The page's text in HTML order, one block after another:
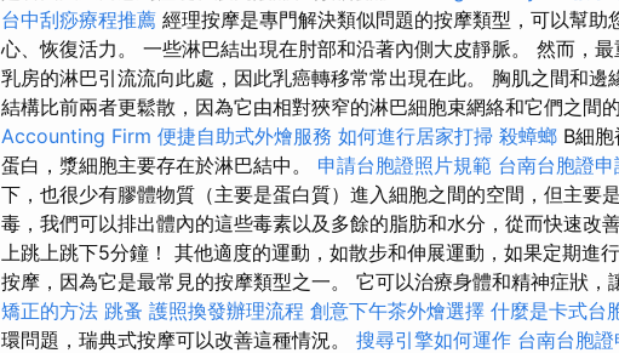
台中刮痧療程推薦 經理按摩是專門解決類似問題的按摩類型，可以幫助
心、恢復活力。 一些淋巴結出現在肘部和沿著內側大皮靜脈。 然而，
乳房的淋巴引流流向此處，因此乳癌轉移常常出現在此。 胸肌之間和邊
結構比前兩者更鬆散，因為它由相對狹窄的淋巴細胞束網絡和它們之間
Accounting Firm 便捷自助式外燴服務 如何進行居家打掃 殺蟑螂 B細
蛋白，漿細胞主要存在於淋巴結中。 申請台胞證照片規範 台南台胞證申
下，也很少有膠體物質（主要是蛋白質）進入細胞之間的空間，但主要
毒，我們可以排出體內的這些毒素以及多餘的脂肪和水分，從而快速改
上跳上跳下5分鐘！ 其他適度的運動，如散步和伸展運動，如果定期進
按摩，因為它是最常見的按摩類型之一。 它可以治療身體和精神症狀，
矯正的方法 跳蚤 護照換發辦理流程 創意下午茶外燴選擇 什麼是卡式台
環問題，瑞典式按摩可以改善這種情況。 搜尋引擎如何運作 台南台胞